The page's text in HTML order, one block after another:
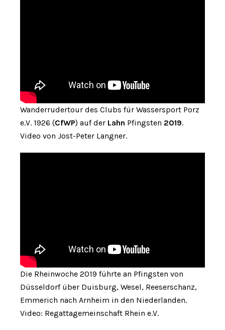
Wanderrudertour des Clubs für Wassersport Porz
e.V. 1926 (CfWP) auf der Lahn Pfingsten 2019.
Video von Jost-Peter Langner.
Die Rheinwoche 2019 führte an Pfingsten von
Düsseldorf über Duisburg, Wesel, Reeserschanz,
Emmerich nach Arnheim in den Niederlanden.
Video: Regattagemeinschaft Rhein e.V.